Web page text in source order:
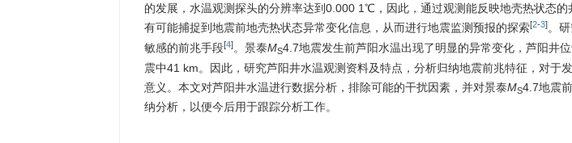
的发展，水温观测探头的分辨率达到0.000 1℃，因此，通过观测能反映地壳热状态的
有可能捕捉到地震前地壳热状态异常变化信息，从而进行地震监测预报的探索[2-3]。
敏感的前兆手段[4]。景泰MS4.7地震发生前芦阳水温出现了明显的异常变化，芦阳井
震中41 km。因此，研究芦阳井水温观测资料及特点，分析归纳地震前兆特征，对于
意义。本文对芦阳井水温进行数据分析，排除可能的干扰因素，并对景泰MS4.7地震
纳分析，以便今后用于跟踪分析工作。